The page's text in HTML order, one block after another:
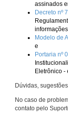
assinados
Decreto nº
Modelo de
e
Portaria nº
Eletrônico -
Dúvidas,
No caso de
contato pelo